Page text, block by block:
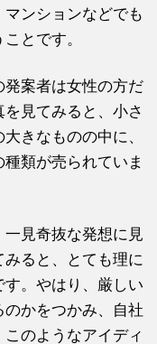
ンションなどでも
とです。
発案者は女性の方だ
見てみると、小さ
きなものの中に、
類が売られていま
見奇抜な発想に見
ると、とても理に
。やはり、厳しい
かをつかみ、自社
のようなアイディ